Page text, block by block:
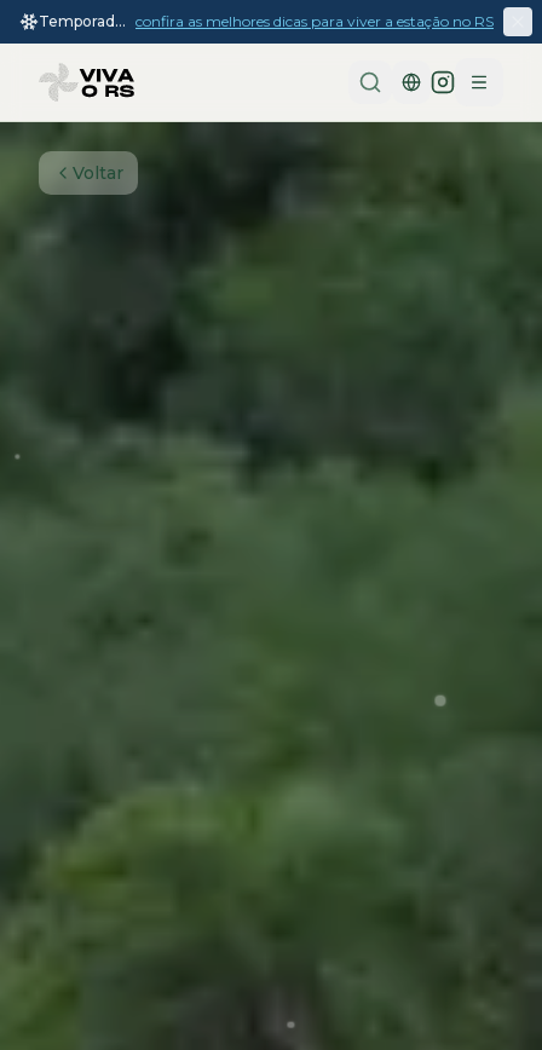
Temporada
de inverno
2026
confira as melhores dicas para viver a estação no RS
Menu
Voltar